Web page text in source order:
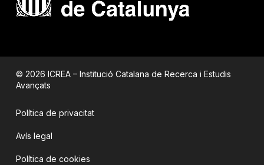
© 2026 ICREA – Institució Catalana de Recerca i Estudis
Avançats
Política de privacitat
Avís legal
Política de cookies